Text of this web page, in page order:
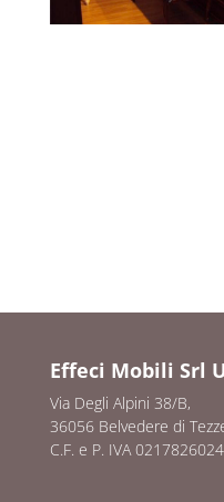
Effeci Mobili Srl
Via Degli Alpini 38/B,
36056 Belvedere di
C.F. e P. IVA